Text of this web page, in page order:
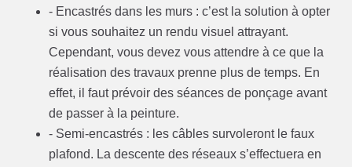
- Encastrés dans les murs : c’est la solution à opter
si vous souhaitez un rendu visuel attrayant.
Cependant, vous devez vous attendre à ce que la
réalisation des travaux prenne plus de temps. En
effet, il faut prévoir des séances de ponçage avant
de passer à la peinture.
- Semi-encastrés : les câbles survoleront le faux
plafond. La descente des réseaux s’effectuera en